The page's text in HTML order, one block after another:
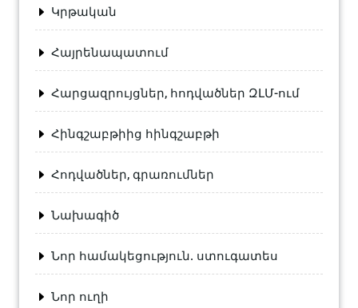
Կրթական
Հայրենապատում
Հարցազրույցներ, հոդվածներ ԶԼՄ-ում
Հինգշաբթիից հինգշաբթի
Հոդվածներ, գրառումներ
Նախագիծ
Նոր համակեցություն. ստուգատես
Նոր ուղի